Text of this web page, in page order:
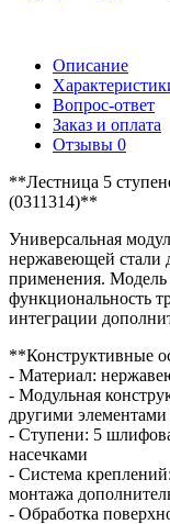
Описание
Вопрос-ответ
Заказ и оплата
Отзывы 0
**Лестница 5
(0311314)**
Универсальная
нержавеющей стали
применения. Модель
функциональность
интеграции
**Конструктивные
- Материал:
- Модульная
другими элементами
- Ступени: 5
насечками
- Система
монтажа
- Обработка